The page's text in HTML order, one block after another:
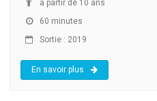
à partir de 10 ans
60 minutes
Sortie : 2019
En savoir plus